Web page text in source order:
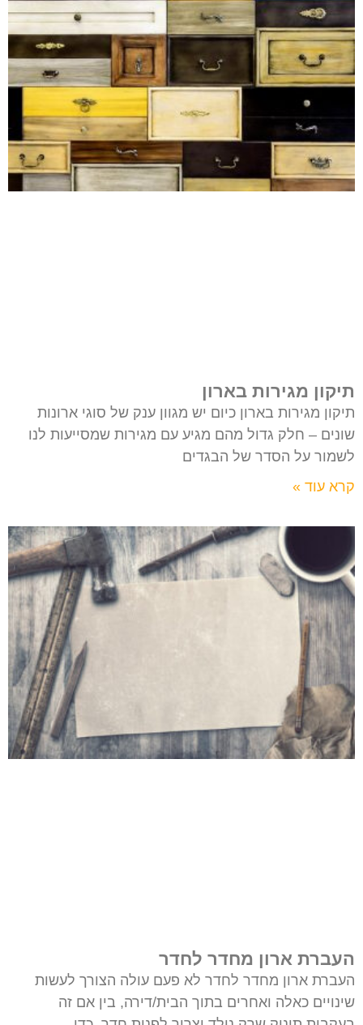
תיקון מגירות בארון
תיקון מגירות בארון כיום יש מגוון ענק של סוגי ארונות
שונים – חלק גדול מהם מגיע עם מגירות שמסייעות לנו
לשמור על הסדר של הבגדים
קרא עוד »
העברת ארון מחדר לחדר
העברת ארון מחדר לחדר לא פעם עולה הצורך לעשות
שינויים כאלה ואחרים בתוך הבית/דירה, בין אם זה